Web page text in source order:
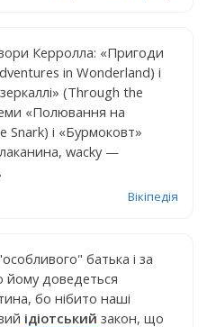
Керролла: «Пригоди
in Wonderland) і
(Through the
«Полювання на
і «Бурмоковт»
wacky —
Вікіпедія
батька і за
йому доведеться
бо нібито наші
ідіотський закон, що